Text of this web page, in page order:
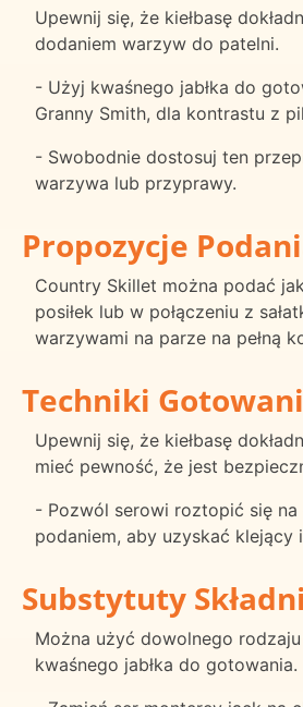
Upewnij się, że kiełbasę
dodaniem warzyw do patelni.
- Użyj kwaśnego jabłka do
Granny Smith, dla kontrastu z
- Swobodnie dostosuj ten
warzywa lub przyprawy.
Propozycje
Country Skillet można podać
posiłek lub w połączeniu z
warzywami na parze na pełną
Techniki
Upewnij się, że kiełbasę
mieć pewność, że jest
- Pozwól serowi roztopić się na
podaniem, aby uzyskać klejący
Substytuty
Można użyć dowolnego rodzaju
kwaśnego jabłka do gotowania.